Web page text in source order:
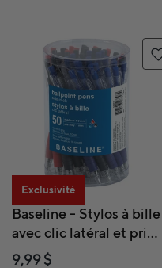
Exclusivité
Baseline - Stylos à bille
avec clic latéral et prise
confortable - assorti -
9,99 $